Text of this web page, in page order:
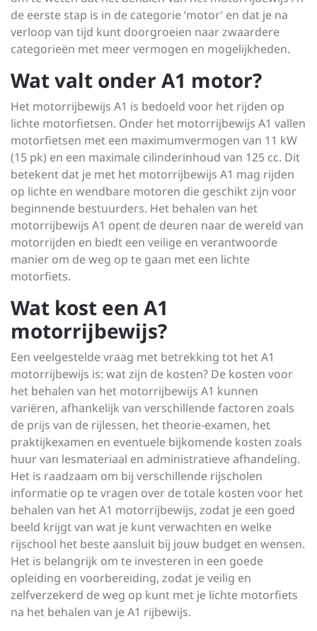
de eerste stap is in de categorie ‘motor’ en dat je na
verloop van tijd kunt doorgroeien naar zwaardere
categorieën met meer vermogen en mogelijkheden.
Wat valt onder A1 motor?
Het motorrijbewijs A1 is bedoeld voor het rijden op
lichte motorfietsen. Onder het motorrijbewijs A1 vallen
motorfietsen met een maximumvermogen van 11 kW
(15 pk) en een maximale cilinderinhoud van 125 cc. Dit
betekent dat je met het motorrijbewijs A1 mag rijden
op lichte en wendbare motoren die geschikt zijn voor
beginnende bestuurders. Het behalen van het
motorrijbewijs A1 opent de deuren naar de wereld van
motorrijden en biedt een veilige en verantwoorde
manier om de weg op te gaan met een lichte
motorfiets.
Wat kost een A1
motorrijbewijs?
Een veelgestelde vraag met betrekking tot het A1
motorrijbewijs is: wat zijn de kosten? De kosten voor
het behalen van het motorrijbewijs A1 kunnen
variëren, afhankelijk van verschillende factoren zoals
de prijs van de rijlessen, het theorie-examen, het
praktijkexamen en eventuele bijkomende kosten zoals
huur van lesmateriaal en administratieve afhandeling.
Het is raadzaam om bij verschillende rijscholen
informatie op te vragen over de totale kosten voor het
behalen van het A1 motorrijbewijs, zodat je een goed
beeld krijgt van wat je kunt verwachten en welke
rijschool het beste aansluit bij jouw budget en wensen.
Het is belangrijk om te investeren in een goede
opleiding en voorbereiding, zodat je veilig en
zelfverzekerd de weg op kunt met je lichte motorfiets
na het behalen van je A1 rijbewijs.